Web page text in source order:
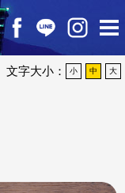
文字大小： 小 中 大